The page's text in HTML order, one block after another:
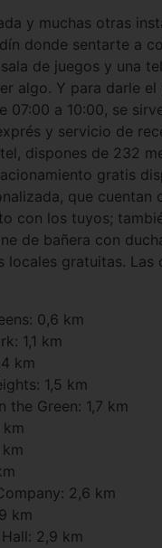
y muchas otras
donde sentarte a
de juegos y una
algo. Y para darle
07:00 a 10:00, se
y servicio de
dispones de 232
gratis
que
con los tuyos;
de bañera con
locales gratuitas.
0,6 km
1,1 km
km
1,5 km
the Green: 1,7 km
km
2,6 km
km
2,9 km